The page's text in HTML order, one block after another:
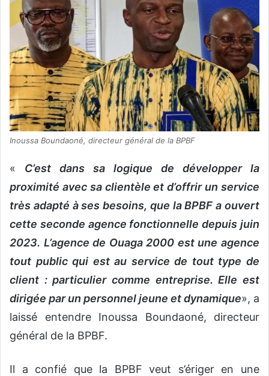
Inoussa Boundaoné, directeur général de la BPBF
« C’est dans sa logique de développer la
proximité avec sa clientèle et d’offrir un service
très adapté à ses besoins, que la BPBF a ouvert
cette seconde agence fonctionnelle depuis juin
2023. L’agence de Ouaga 2000 est une agence
tout public qui est au service de tout type de
client : particulier comme entreprise. Elle est
dirigée par un personnel jeune et dynamique», a
laissé entendre Inoussa Boundaoné, directeur
général de la BPBF.
Il a confié que la BPBF veut s’ériger en une